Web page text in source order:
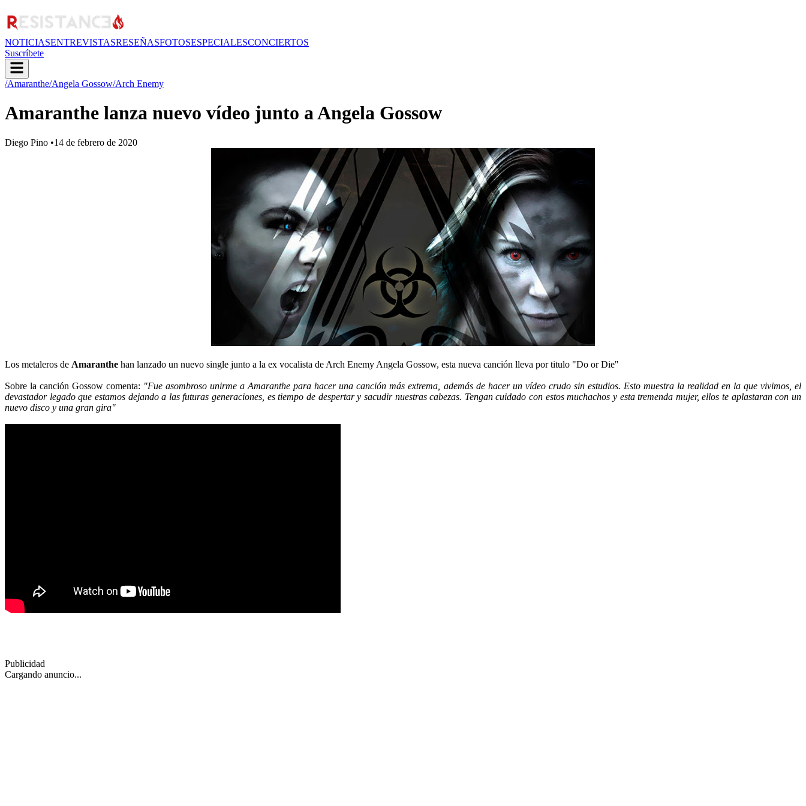
NOTICIASENTREVISTASRESEÑASFOTOSESPECIALESCONCIERTOS
Suscríbete
/Amaranthe/Angela Gossow/Arch Enemy
Amaranthe lanza nuevo vídeo junto a Angela Gossow
Diego Pino •14 de febrero de 2020
Los metaleros de Amaranthe han lanzado un nuevo single junto a la ex vocalista de Arch Enemy Angela Gossow, esta nueva canción lleva por titulo "Do or Die"
Sobre la canción Gossow comenta: "Fue asombroso unirme a Amaranthe para hacer una canción más extrema, además de hacer un vídeo crudo sin estudios. Esto muestra la realidad en la que vivimos, el
devastador legado que estamos dejando a las futuras generaciones, es tiempo de despertar y sacudir nuestras cabezas. Tengan cuidado con estos muchachos y esta tremenda mujer, ellos te aplastaran con un
nuevo disco y una gran gira"
Publicidad
Cargando anuncio...